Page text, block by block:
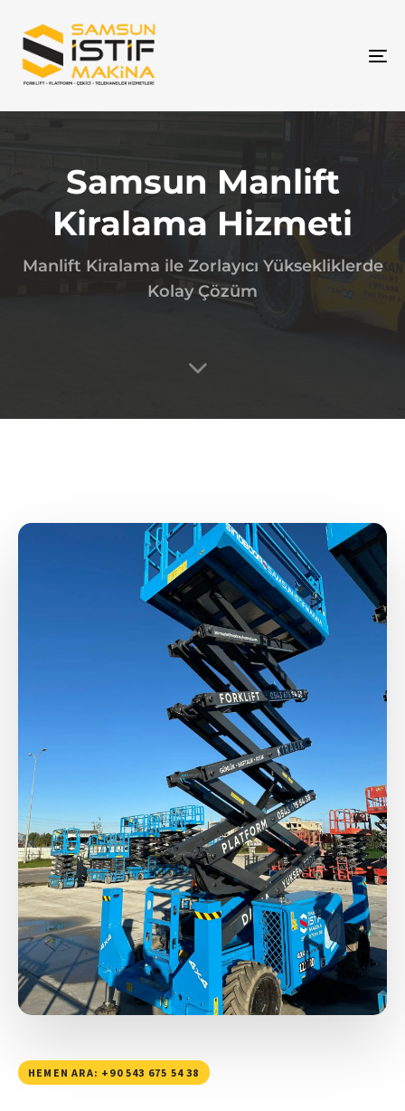
Samsun Manlift
Kiralama Hizmeti
Manlift Kiralama ile Zorlayıcı Yüksekliklerde
Kolay Çözüm
HEMEN ARA: +90 543 675 54 38